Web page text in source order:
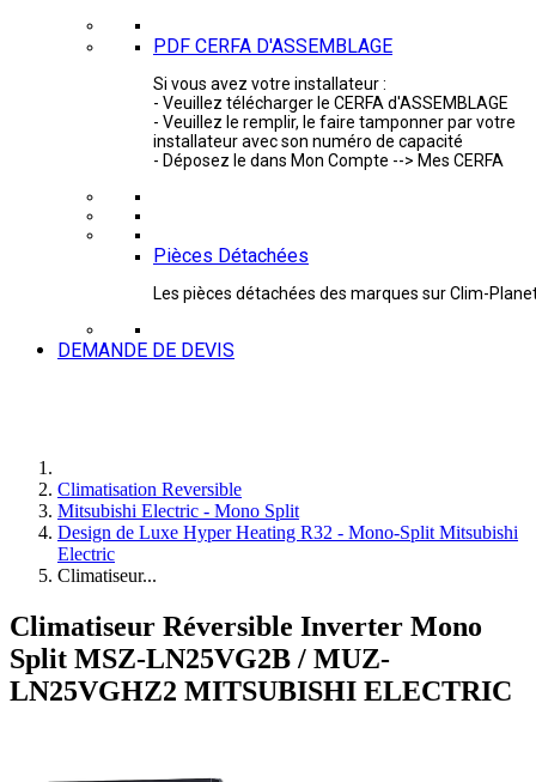
PDF CERFA D'ASSEMBLAGE
Si vous avez votre installateur :
- Veuillez télécharger le CERFA d'ASSEMBLAGE
- Veuillez le remplir, le faire tamponner par votre
installateur avec son numéro de capacité
- Déposez le dans Mon Compte --> Mes CERFA
Pièces Détachées
Les pièces détachées des marques sur Clim-
DEMANDE DE DEVIS
Climatisation Reversible
Mitsubishi Electric - Mono Split
Design de Luxe Hyper Heating R32 - Mono-Split Mitsubishi
Electric
Climatiseur...
Climatiseur Réversible Inverter Mono
Split MSZ-LN25VG2B / MUZ-
LN25VGHZ2 MITSUBISHI ELECTRIC